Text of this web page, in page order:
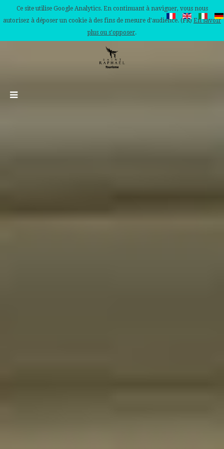
Ce site utilise Google Analytics. En continuant à naviguer, vous nous
autorisez à déposer un cookie à des fins de mesure d'audience. (FR) En savoir
plus ou s'opposer.